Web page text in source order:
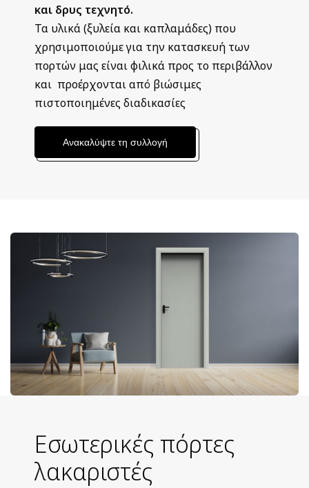
και δρυς τεχνητό.
Τα υλικά (ξυλεία και καπλαμάδες) που
χρησιμοποιούμε για την κατασκευή των
πορτών μας είναι φιλικά προς το περιβάλλον
και προέρχονται από βιώσιμες
πιστοποιημένες διαδικασίες
Ανακαλύψτε τη συλλογή
Εσωτερικές πόρτες
λακαριστές